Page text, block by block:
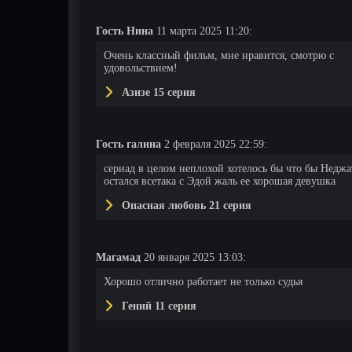
Гость Нина 11 марта 2025 11:20:
Очень классный фильм, мне нравится, смотрю с
удовольствием!
Азизе 15 серия
Гость галина 2 февраля 2025 22:59:
сериад в целом неплохой хотелось бы что бы
остался всетака с Эдой жаль ее хорошая девушка
Опасная любовь 21 серия
Магамад 20 января 2025 13:03:
Хорошо отлично работает не только судья
Гений 11 серия